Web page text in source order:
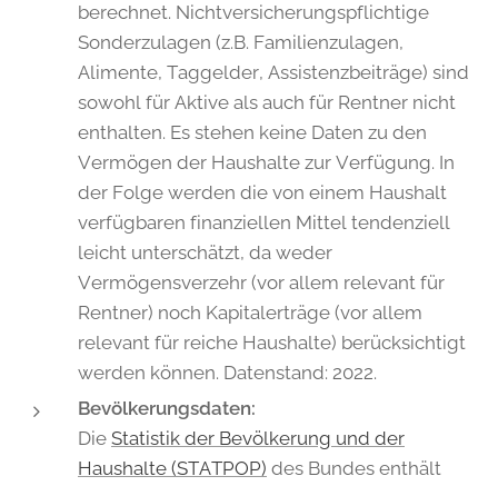
berechnet. Nichtversicherungspflichtige
Sonderzulagen (z.B. Familienzulagen,
Alimente, Taggelder, Assistenzbeiträge) sind
sowohl für Aktive als auch für Rentner nicht
enthalten. Es stehen keine Daten zu den
Vermögen der Haushalte zur Verfügung. In
der Folge werden die von einem Haushalt
verfügbaren finanziellen Mittel tendenziell
leicht unterschätzt, da weder
Vermögensverzehr (vor allem relevant für
Rentner) noch Kapitalerträge (vor allem
relevant für reiche Haushalte) berücksichtigt
werden können. Datenstand: 2022.
Bevölkerungsdaten:
Die Statistik der Bevölkerung und der
Haushalte (STATPOP) des Bundes enthält